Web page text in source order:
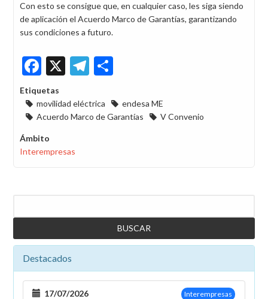
Con esto se consigue que, en cualquier caso, les siga siendo
de aplicación el Acuerdo Marco de Garantías, garantizando
sus condiciones a futuro.
Facebook
X Telegram
Etiquetas
movilidad eléctrica
endesa ME
Acuerdo Marco de Garantías
V Convenio
Ámbito
Interempresas
Destacados
Interempresas
17/07/2026